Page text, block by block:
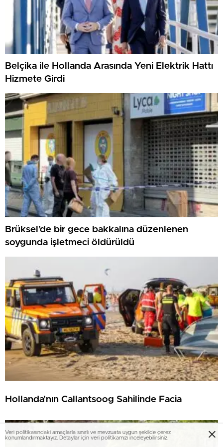
Belçika ile Hollanda Arasında Yeni Elektrik Hattı
Hizmete Girdi
Brüksel’de bir gece bakkalına düzenlenen
soygunda işletmeci öldürüldü
Hollanda’nın Callantsoog Sahilinde Facia
Veri politikasındaki amaçlarla sınırlı ve mevzuata uygun şekilde çerez
konumlandırmaktayız. Detaylar için veri politikamızı inceleyebilirsiniz.